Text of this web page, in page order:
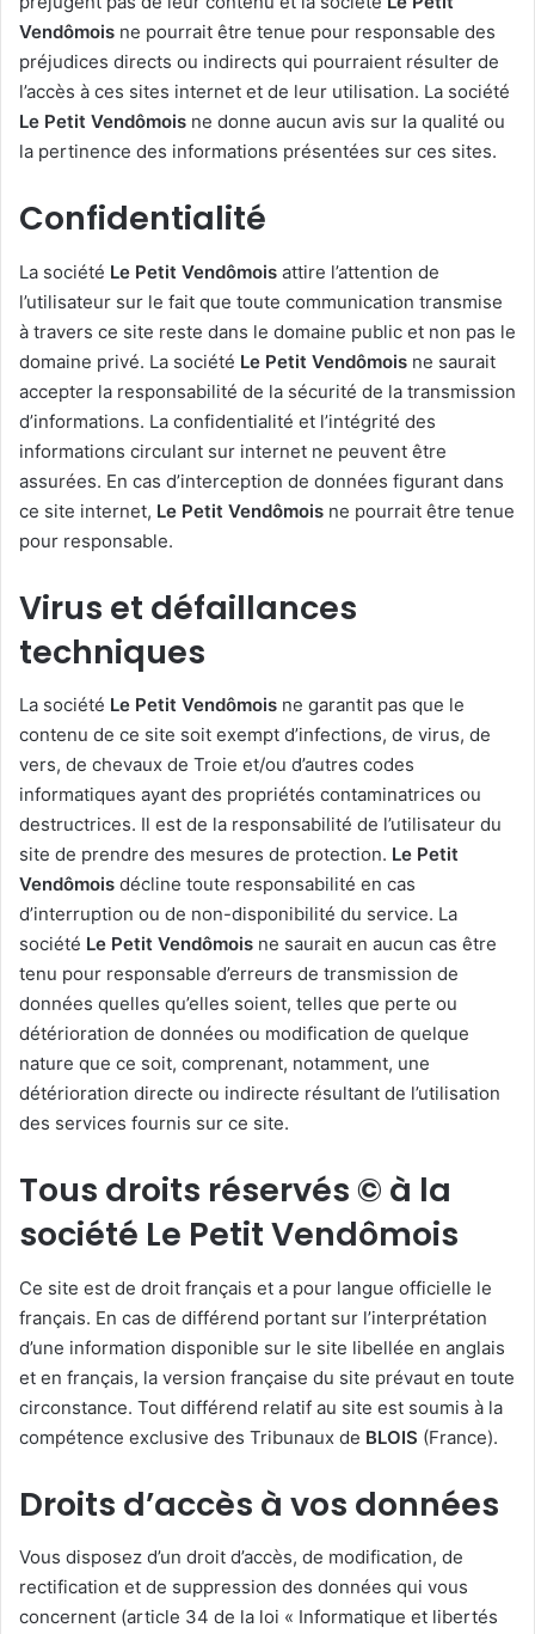
Vendômois ne pourrait être tenue pour responsable des
préjudices directs ou indirects qui pourraient résulter de
l’accès à ces sites internet et de leur utilisation. La société
Le Petit Vendômois ne donne aucun avis sur la qualité ou
la pertinence des informations présentées sur ces sites.
Confidentialité
La société Le Petit Vendômois attire l’attention de
l’utilisateur sur le fait que toute communication transmise
à travers ce site reste dans le domaine public et non pas le
domaine privé. La société Le Petit Vendômois ne saurait
accepter la responsabilité de la sécurité de la transmission
d’informations. La confidentialité et l’intégrité des
informations circulant sur internet ne peuvent être
assurées. En cas d’interception de données figurant dans
ce site internet, Le Petit Vendômois ne pourrait être tenue
pour responsable.
Virus et défaillances
techniques
La société Le Petit Vendômois ne garantit pas que le
contenu de ce site soit exempt d’infections, de virus, de
vers, de chevaux de Troie et/ou d’autres codes
informatiques ayant des propriétés contaminatrices ou
destructrices. Il est de la responsabilité de l’utilisateur du
site de prendre des mesures de protection. Le Petit
Vendômois décline toute responsabilité en cas
d’interruption ou de non-disponibilité du service. La
société Le Petit Vendômois ne saurait en aucun cas être
tenu pour responsable d’erreurs de transmission de
données quelles qu’elles soient, telles que perte ou
détérioration de données ou modification de quelque
nature que ce soit, comprenant, notamment, une
détérioration directe ou indirecte résultant de l’utilisation
des services fournis sur ce site.
Tous droits réservés © à la
société Le Petit Vendômois
Ce site est de droit français et a pour langue officielle le
français. En cas de différend portant sur l’interprétation
d’une information disponible sur le site libellée en anglais
et en français, la version française du site prévaut en toute
circonstance. Tout différend relatif au site est soumis à la
compétence exclusive des Tribunaux de BLOIS (France).
Droits d’accès à vos données
Vous disposez d’un droit d’accès, de modification, de
rectification et de suppression des données qui vous
concernent (article 34 de la loi « Informatique et libertés